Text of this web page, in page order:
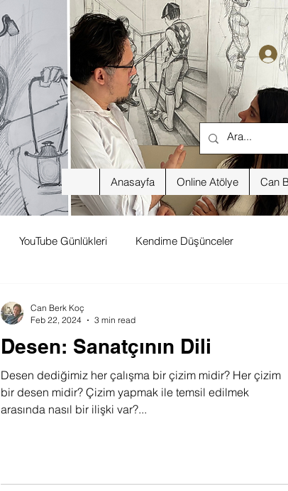
Anasayfa Online Atölye Can
YouTube Günlükleri Kendime Düşünceler
Desen: Sanatçının Dili
Desen dediğimiz her çalışma bir çizim midir? Her çizim
bir desen midir? Çizim yapmak ile temsil edilmek
arasında nasıl bir ilişki var?...
Can Berk Koç
Feb 22, 2024
3 min read